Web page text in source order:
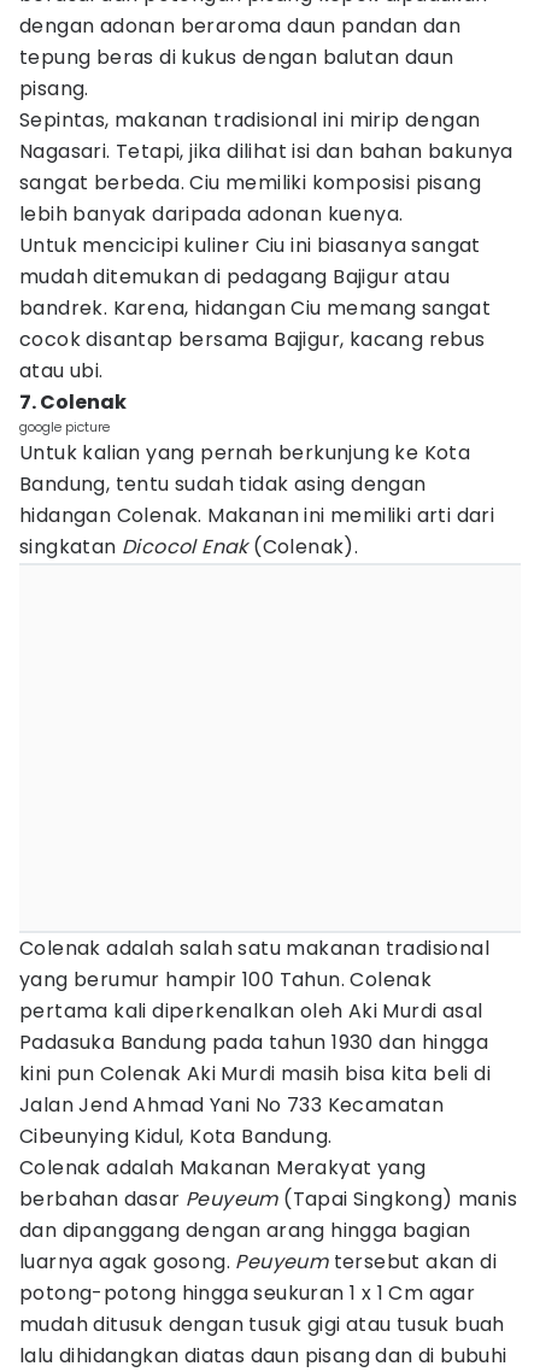
dengan adonan beraroma daun pandan dan
tepung beras di kukus dengan balutan daun
pisang.
Sepintas, makanan tradisional ini mirip dengan
Nagasari. Tetapi, jika dilihat isi dan bahan bakunya
sangat berbeda. Ciu memiliki komposisi pisang
lebih banyak daripada adonan kuenya.
Untuk mencicipi kuliner Ciu ini biasanya sangat
mudah ditemukan di pedagang Bajigur atau
bandrek. Karena, hidangan Ciu memang sangat
cocok disantap bersama Bajigur, kacang rebus
atau ubi.
7. Colenak
google picture
Untuk kalian yang pernah berkunjung ke Kota
Bandung, tentu sudah tidak asing dengan
hidangan Colenak. Makanan ini memiliki arti dari
singkatan Dicocol Enak(Colenak).
Colenak adalah salah satu makanan tradisional
yang berumur hampir 100 Tahun. Colenak
pertama kali diperkenalkan oleh Aki Murdi asal
Padasuka Bandung pada tahun 1930 dan hingga
kini pun Colenak Aki Murdi masih bisa kita beli di
Jalan Jend Ahmad Yani No 733 Kecamatan
Cibeunying Kidul, Kota Bandung.
Colenak adalah Makanan Merakyat yang
berbahan dasar Peuyeum(Tapai Singkong) manis
dan dipanggang dengan arang hingga bagian
luarnya agak gosong. Peuyeumtersebut akan di
potong-potong hingga seukuran 1 x 1 Cm agar
mudah ditusuk dengan tusuk gigi atau tusuk buah
lalu dihidangkan diatas daun pisang dan di bubuhi